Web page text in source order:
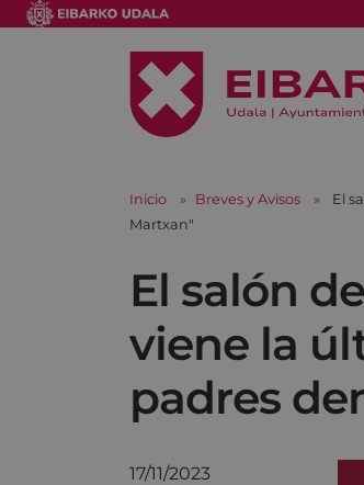
Inicio Breves y Avisos
El
Martxan"
El salón
viene la
padres
17/11/2023